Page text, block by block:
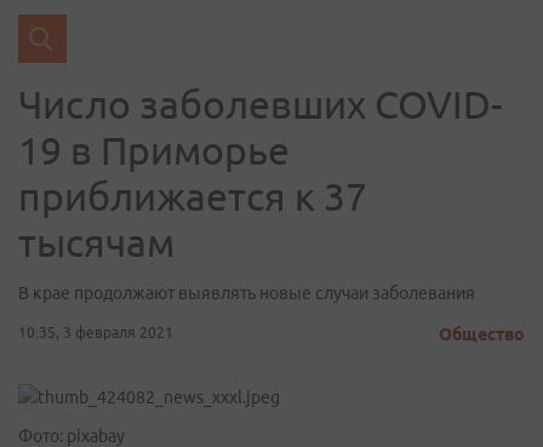
Число заболевших COVID-
19 в Приморье
приближается к 37
тысячам
В крае продолжают выявлять новые случаи заболевания
10:35, 3 февраля 2021 Общество
Фото: pixabay